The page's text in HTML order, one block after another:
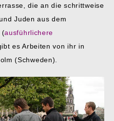
die an die schrittweise
Juden aus dem
(ausführlichere
es Arbeiten von ihr in
(Schweden).